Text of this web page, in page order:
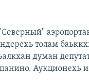
толам
думан
Аукционехь